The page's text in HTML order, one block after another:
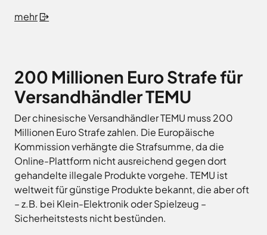
mehr
200 Millionen Euro Strafe für
Versandhändler TEMU
Der chinesische Versandhändler TEMU muss 200
Millionen Euro Strafe zahlen. Die Europäische
Kommission verhängte die Strafsumme, da die
Online-Plattform nicht ausreichend gegen dort
gehandelte illegale Produkte vorgehe. TEMU ist
weltweit für günstige Produkte bekannt, die aber oft
– z.B. bei Klein-Elektronik oder Spielzeug –
Sicherheitstests nicht bestünden.